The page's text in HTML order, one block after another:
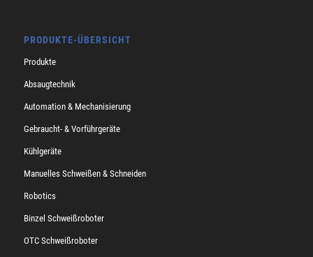
PRODUKTE-ÜBERSICHT
Produkte
Absaugtechnik
Automation & Mechanisierung
Gebraucht- & Vorführgeräte
Kühlgeräte
Manuelles Schweißen & Schneiden
Robotics
Binzel Schweißroboter
OTC Schweißroboter